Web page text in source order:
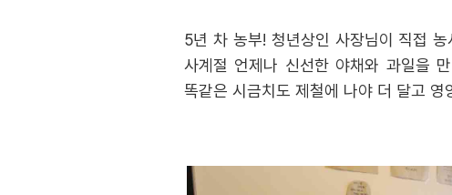
5년 차 농부! 청년상인 사장님이 직접
사계절 언제나 신선한 야채와 과일을
똑같은 시금치도 제철에 나야 더 달고